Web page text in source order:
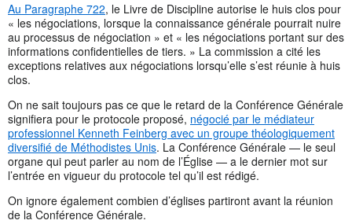
Au Paragraphe 722, le Livre de Discipline autorise le huis clos pour
« les négociations, lorsque la connaissance générale pourrait nuire
au processus de négociation » et « les négociations portant sur des
informations confidentielles de tiers. » La commission a cité les
exceptions relatives aux négociations lorsqu’elle s’est réunie à huis
clos.
On ne sait toujours pas ce que le retard de la Conférence Générale
signifiera pour le protocole proposé, négocié par le médiateur
professionnel Kenneth Feinberg avec un groupe théologiquement
diversifié de Méthodistes Unis. La Conférence Générale — le seul
organe qui peut parler au nom de l’Église — a le dernier mot sur
l’entrée en vigueur du protocole tel qu’il est rédigé.
On ignore également combien d’églises partiront avant la réunion
de la Conférence Générale.